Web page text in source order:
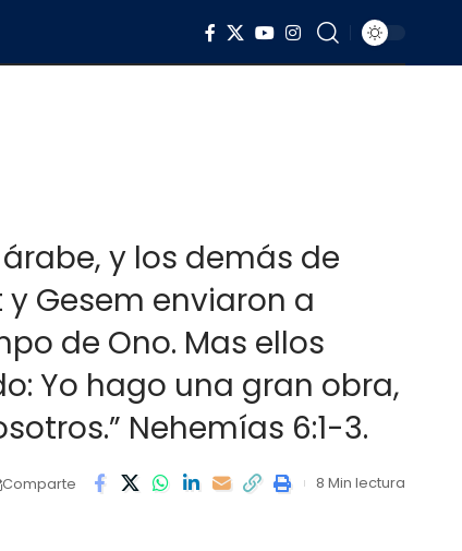
y los demás de
Gesem enviaron a
de Ono. Mas ellos
Yo hago una gran obra,
Nehemías 6:1-3.
Comparte 8 Min lectura